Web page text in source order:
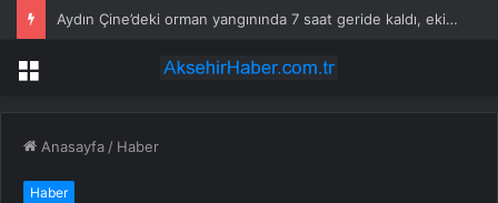
Aydın Çine’deki orman yangınında 7 saat geride kaldı, ekiplerin müdahalesi sürüyor
Menü
Anasayfa / Haber
Haber